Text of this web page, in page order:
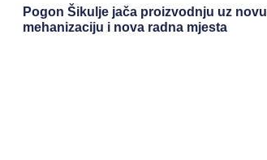
Pogon Šikulje jača proizvodnju uz novu
mehanizaciju i nova radna mjesta